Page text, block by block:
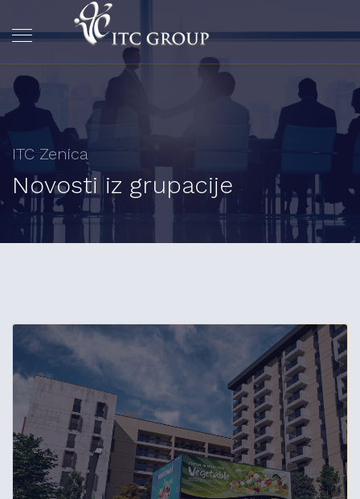
ITC Zenica
Novosti iz grupacije